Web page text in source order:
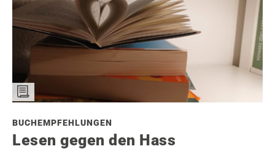
BUCHEMPFEHLUNGEN
Lesen gegen den Hass